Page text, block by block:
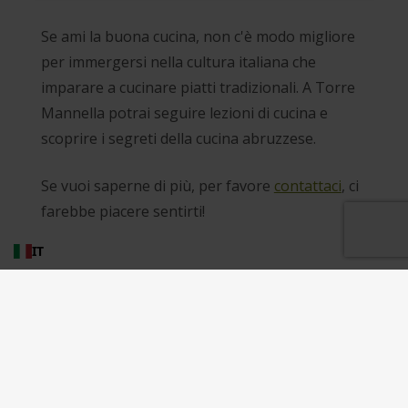
Se ami la buona cucina, non c'è modo migliore
per immergersi nella cultura italiana che
imparare a cucinare piatti tradizionali. A Torre
Mannella potrai seguire lezioni di cucina e
scoprire i segreti della cucina abruzzese.
Se vuoi saperne di più, per favore contattaci, ci
farebbe piacere sentirti!
IT